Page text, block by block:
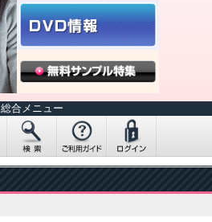
総合メニュー